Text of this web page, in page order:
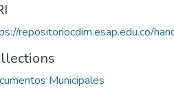
repositoriocdim.esap.edu.co/
Municipales